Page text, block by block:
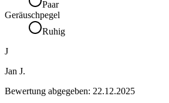
Paar
Geräuschpegel
Ruhig
J
Jan J.
Bewertung abgegeben: 22.12.2025